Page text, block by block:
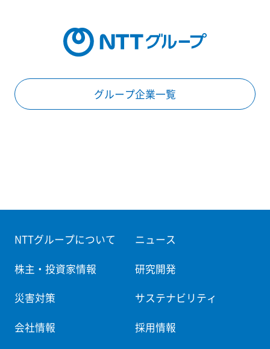
グループ企業一覧
NTTグループについて ニュース
株主・投資家情報 研究開発
災害対策 サステナビリティ
会社情報 採用情報